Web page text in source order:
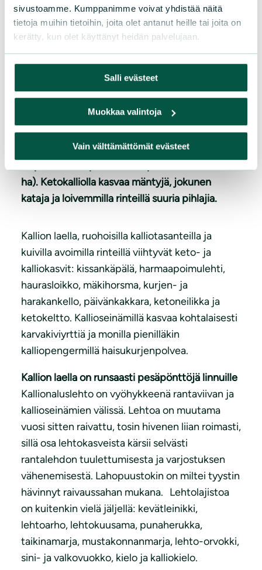
sivustoamme. Kumppanimme voivat yhdistää näitä
tietoja muihin tietoihin, joita olet antanut heille tai joita on
kerätty, kun olet käyttänyt heidän palvelujaan.
Salli evästeet
Muokkaa valintoja
Vain välttämättömät evästeet
Ketokallio ja sen aluslehto
Lavajärven itäpään Sorvalahdenperän
koilliskulmassa sijaitsee Ketokallio ja sen
ha). Ketokalliolla kasvaa mäntyjä, jokunen
kataja ja loivemmilla rinteillä suuria pihlajia.
Kallion laella, ruohoisilla kalliotasanteilla ja
kuivilla avoimilla rinteillä viihtyvät keto- ja
kalliokasvit: kissankäpälä, harmaapoimulehti,
haurasloikko, mäkihorsma, kurjen- ja
harakankello, päivänkakkara, ketoneilikka ja
ketokeltto. Kallioseinämillä kasvaa kohtalaisesti
karvakiviyrttiä ja monilla pienilläkin
kalliopengermillä haisukurjenpolvea.
Kallion laella on runsaasti pesäpönttöjä linnuille
Kallionaluslehto on vyöhykkeenä rantaviivan ja
kallioseinämien välissä. Lehtoa on muutama
vuosi sitten raivattu, tosin hivenen liian roimasti,
sillä osa lehtokasveista kärsii selvästi
rantalehdon tuulettumisesta ja varjostuksen
vähenemisestä. Lahopuustokin on miltei tyystin
hävinnyt raivaussahan mukana. Lehtolajistoa
on kuitenkin vielä jäljellä: kevätleinikki,
lehtoarho, lehtokuusama, punaherukka,
taikinamarja, mustakonnanmarja, lehto-orvokki,
sini- ja valkovuokko, kielo ja kalliokielo.